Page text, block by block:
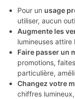
Pour un usage
utiliser, aucun
Augmente les
lumineuses attire
Faire passer un
promotions,
particulière,
Changez votre
chiffres